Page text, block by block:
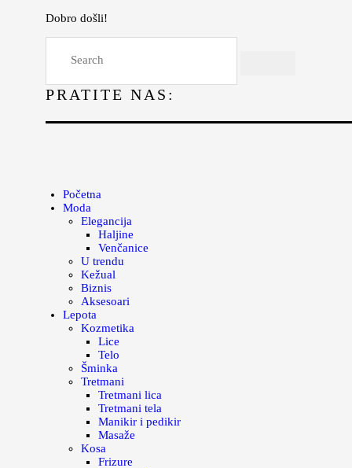
Dobro došli!
PRATITE NAS:
Početna
Moda
Elegancija
Haljine
Venčanice
U trendu
Kežual
Biznis
Aksesoari
Lepota
Kozmetika
Lice
Telo
Šminka
Tretmani
Tretmani lica
Tretmani tela
Manikir i pedikir
Masaže
Kosa
Frizure
Lepota
Kuhinja
Magazin